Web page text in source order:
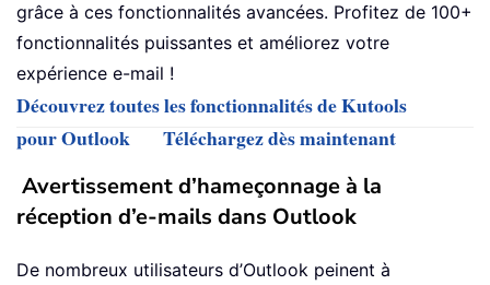
grâce à ces fonctionnalités avancées. Profitez de 100+
fonctionnalités puissantes et améliorez votre
expérience e-mail !
Découvrez toutes les fonctionnalités de Kutools
pour Outlook
Téléchargez dès maintenant
Avertissement d’hameçonnage à la
réception d’e-mails dans Outlook
De nombreux utilisateurs d’Outlook peinent à